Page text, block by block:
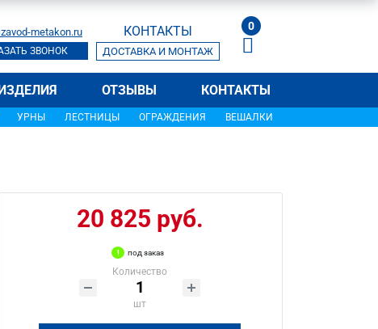
metakon.ru
ЗВОНОК
КОНТАКТЫ
ДОСТАВКА И МОНТАЖ
0
ОТЗЫВЫ КОНТАКТЫ
УРНЫ ЛЕСТНИЦЫ ОГРАЖДЕНИЯ ВЕШАЛКИ
20 825 руб.
под заказ
Количество
шт